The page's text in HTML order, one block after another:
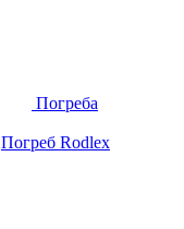
Погреба
Погреб Rodlex